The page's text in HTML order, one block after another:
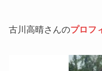
古川高晴さんのプロフ